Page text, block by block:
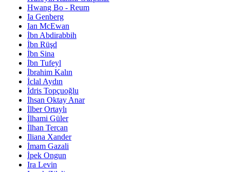
Hwang Bo - Reum
Ia Genberg
Ian McEwan
İbn Abdirabbih
İbn Rüşd
İbn Sina
İbn Tufeyl
İbrahim Kalın
İclal Aydın
İdris Topçuoğlu
İhsan Oktay Anar
İlber Ortaylı
İlhami Güler
İlhan Tercan
Iliana Xander
İmam Gazali
İpek Ongun
Ira Levin